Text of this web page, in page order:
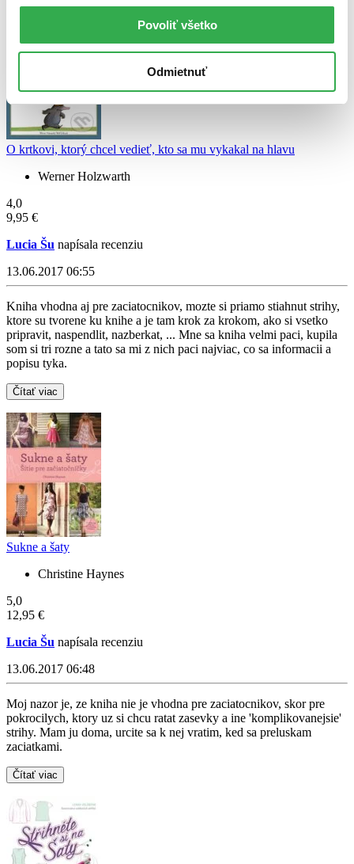
Povoliť všetko
Odmietnuť
u detí ma tato kniha uspech, aj ked niektorym sa nepaci predmet
ktorym sa kniha zaobera :) , patri do detskej kniznice
Čítať viac
O krtkovi, ktorý chcel vedieť, kto sa mu vykakal na hlavu
Werner Holzwarth
4,0
9,95 €
Lucia Šu napísala recenziu
13.06.2017 06:55
Kniha vhodna aj pre zaciatocnikov, mozte si priamo stiahnut strihy,
ktore su tvorene ku knihe a je tam krok za krokom, ako si vsetko
pripravit, naspendlit, nazberkat, ... Mne sa kniha velmi paci, kupila
som si tri rozne a tato sa mi z nich paci najviac, co sa informacii a
popisu tyka.
Čítať viac
Sukne a šaty
Christine Haynes
5,0
12,95 €
Lucia Šu napísala recenziu
13.06.2017 06:48
Moj nazor je, ze kniha nie je vhodna pre zaciatocnikov, skor pre
pokrocilych, ktory uz si chcu ratat zasevky a ine 'komplikovanejsie'
strihy. Mam ju doma, urcite sa k nej vratim, ked sa preluskam
zaciatkami.
Čítať viac